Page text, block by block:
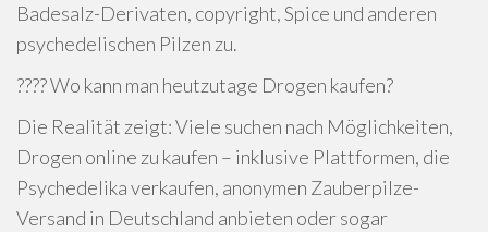
Badesalz-Derivaten, copyright, Spice und anderen
psychedelischen Pilzen zu.
???? Wo kann man heutzutage Drogen kaufen?
Die Realität zeigt: Viele suchen nach Möglichkeiten,
Drogen online zu kaufen – inklusive Plattformen, die
Psychedelika verkaufen, anonymen Zauberpilze-
Versand in Deutschland anbieten oder sogar